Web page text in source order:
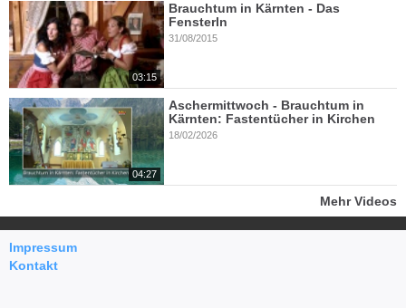
03:15
Brauchtum in Kärnten - Das
Fensterln
31/08/2015
04:27
Aschermittwoch - Brauchtum in
Kärnten: Fastentücher in Kirchen
18/02/2026
Mehr Videos
Impressum
Kontakt